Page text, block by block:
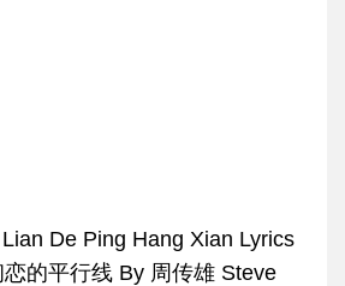
De Ping Hang Xian Lyrics
的平行线 By 周传雄 Steve